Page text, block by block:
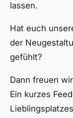
lassen.
Hat euch
der
gefühlt?
Dann freuen
Ein kurzes